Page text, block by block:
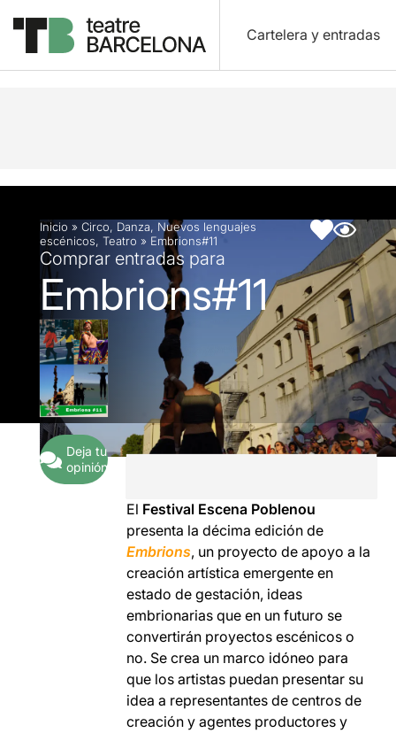
Cartelera y entradas
Descripción Ficha artística
Inicio » Circo, Danza, Nuevos lenguajes
escénicos, Teatro » Embrions#11
Comprar entradas para
Embrions#11
Deja tu
opinión
El Festival Escena Poblenou
presenta la décima edición de
Embrions, un proyecto de apoyo a la
creación artística emergente en
estado de gestación, ideas
embrionarias que en un futuro se
convertirán proyectos escénicos o
no. Se crea un marco idóneo para
que los artistas puedan presentar su
idea a representantes de centros de
creación y agentes productores y